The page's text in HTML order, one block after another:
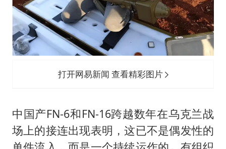
打开网易新闻 查看精彩图片
中国产FN-6和FN-16跨越数年在乌克兰战
场上的接连出现表明，这已不是偶发性的